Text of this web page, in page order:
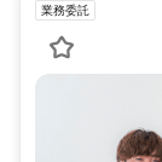
業務委託